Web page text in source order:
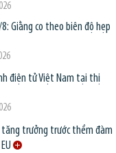
Giằng co theo biên độ hẹp
điện tử Việt Nam tại thị
tăng trưởng trước thềm đàm